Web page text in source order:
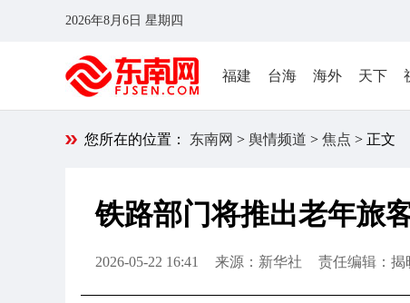
2026年8月6日 星期四
福建 台海 海外 天下
您所在的位置： 东南网 > 舆情频道 > 焦点 > 正文
铁路部门将推出老年旅
2026-05-22 16:41 来源：新华社 责任编辑：揭